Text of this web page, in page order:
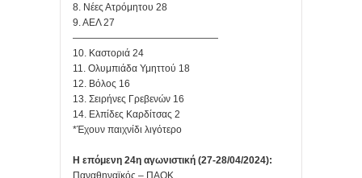
8. Νέες Ατρόμητου 28
9. ΑΕΛ 27
———————————————
10. Καστοριά 24
11. Ολυμπιάδα Υμηττού 18
12. Βόλος 16
13. Σειρήνες Γρεβενών 16
14. Ελπίδες Καρδίτσας 2
*Έχουν παιχνίδι λιγότερο
Η επόμενη 24η αγωνιστική (27-28/04/2024):
Παναθηναϊκός – ΠΑΟΚ